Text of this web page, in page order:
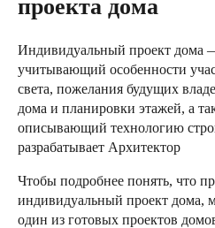
проекта дома
Индивидуальный проект дома
учитывающий особенности
света, пожелания будущих
дома и планировки этажей, а
описывающий технологию
разрабатывает Архитектор
Чтобы подробнее понять, что
индивидуальный проект дома,
один из готовых проектов